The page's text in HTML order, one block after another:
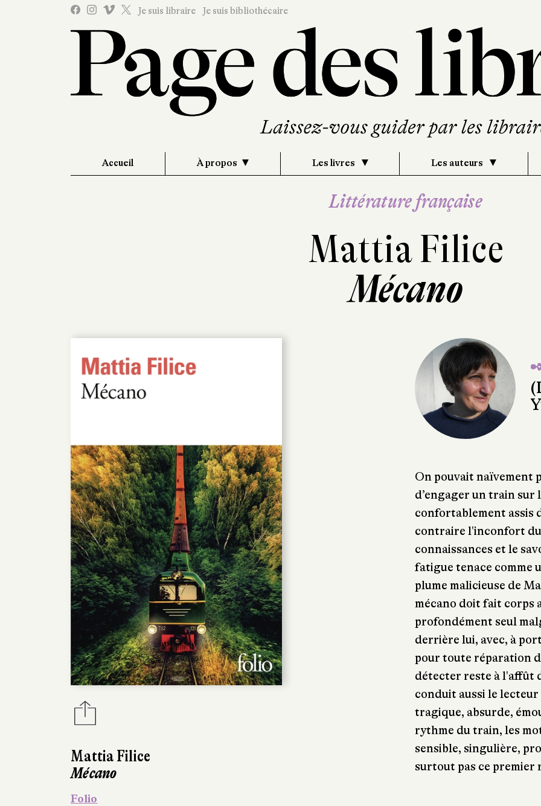
Je suis libraire Je suis bibliothécaire
Accueil À propos Les livres Les auteurs
Littérature française
Mattia Filice
Mécano
Mattia Filice
Mécano
Folio
On pouvait naïvement
d’engager un train sur
confortablement assis
contraire l'inconfort
connaissances et le
fatigue tenace comme
plume malicieuse de
mécano doit fait corps
profondément seul
derrière lui, avec, à
pour toute réparation
détecter reste à l'affût
conduit aussi le
tragique, absurde,
rythme du train, les
sensible, singulière,
surtout pas ce premier